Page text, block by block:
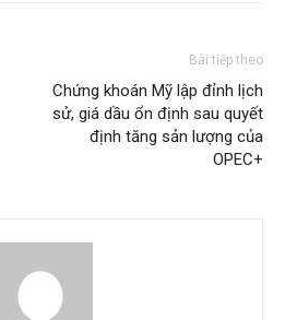
Bài tiếp theo
Chứng khoán Mỹ lập đỉnh lịch
sử, giá dầu ổn định sau quyết
định tăng sản lượng của
OPEC+